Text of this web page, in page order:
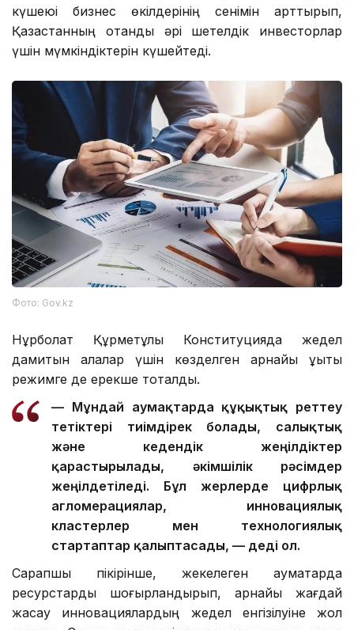
күшеюі бизнес өкілдерінің сенімін арттырып,
Қазақстанның отандық әрі шетелдік инвесторлар
үшін мүмкіндіктерін күшейтеді.
Фото: Gov.kz
Нұрболат Құрметұлы Конституцияда жедел
дамитын қалалар үшін көзделген арнайы құқықтық
режимге де ерекше тоқталды.
— Мұндай аумақтарда құқықтық реттеу
тетіктері тиімдірек болады, салықтық
және кедендік жеңілдіктер
қарастырылады, әкімшілік рәсімдер
жеңілдетіледі. Бұл жерлерде цифрлық
агломерациялар, инновациялық
кластерлер мен технологиялық
стартаптар қалыптасады, — деді ол.
Сарапшы пікірінше, жекелеген аумақтарда
ресурстарды шоғырландырып, арнайы жағдай
жасау инновациялардың жедел енгізілуіне жол